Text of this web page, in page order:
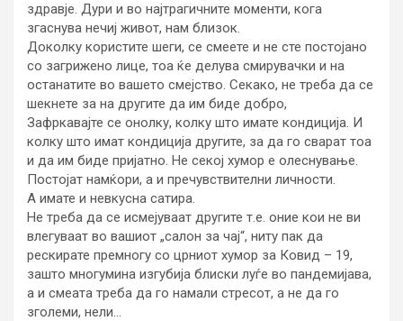
здравје. Дури и во најтрагичните моменти, кога
згаснува нечиј живот, нам близок.
Доколку користите шеги, се смеете и не сте постојано
со загрижено лице, тоа ќе делува смирувачки и на
останатите во вашето смејство. Секако, не треба да се
шекнете за на другите да им биде добро,
Зафркавајте се онолку, колку што имате кондиција. И
колку што имат кондиција другите, за да го сварат тоа
и да им биде пријатно. Не секој хумор е олеснување.
Постојат намќори, а и пречувствителни личности.
А имате и невкусна сатира.
Не треба да се исмејуваат другите т.е. оние кои не ви
влегуваат во вашиот „салон за чај“, ниту пак да
рескирате премногу со црниот хумор за Ковид – 19,
зашто многумина изгубија блиски луѓе во пандемијава,
а и смеата треба да го намали стресот, а не да го
зголеми, нели…